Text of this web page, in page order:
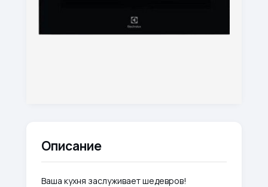
Описание
Ваша кухня заслуживает шедевров!